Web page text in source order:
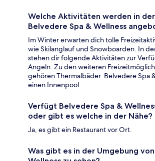
Welche Aktivitäten werden in
Belvedere Spa & Wellness
Im Winter erwarten dich tolle
wie Skilanglauf und Snowboarden. In
stehen dir folgende Aktivitäten zur
Angeln. Zu den weiteren
gehören Thermalbäder. Belvedere Spa
einen Innenpool.
Verfügt Belvedere Spa &
oder gibt es welche in der Nähe?
Ja, es gibt ein Restaurant vor Ort.
Was gibt es in der Umgebung